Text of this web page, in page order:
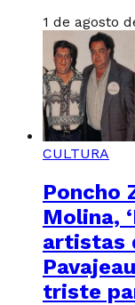
1 de agosto
CULTURA
Poncho
Molina,
artistas
triste